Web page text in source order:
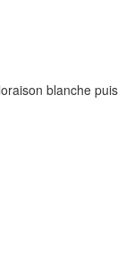
blanche puis